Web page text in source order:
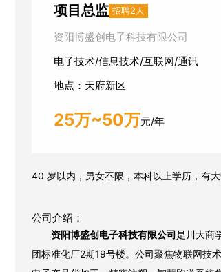
项目总监 招聘2人
资阳博盛创电子科技有限公司
电子技术/信息技术/互联网/通讯
地点：天府新区
25万~50万元/年
40 岁以内， 男女不限， 本科以上学历 ， 有
公司介绍：
资阳博盛创电子科技有限公司是川大商
团标准化厂2期19号楼。公司聚焦物联网技